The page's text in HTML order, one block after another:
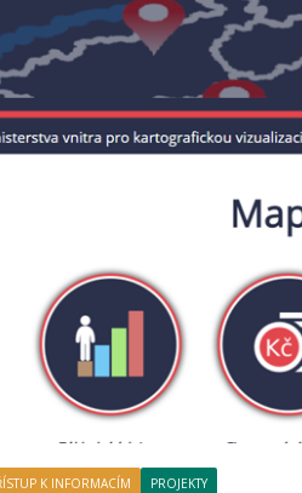
K INFORMACÍM PROJEKTY